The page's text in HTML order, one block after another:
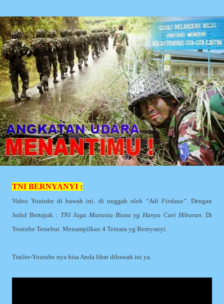
TNI BERNYANYI :
Video Youtube di bawah ini. di unggah oleh “Adi Firdaus”. Dengan
Judul Bertajuk : TNI Juga Manusia Biasa yg Hanya Cari Hiburan . Di
Youtube Tersebut. Menampilkan 4 Tentara yg Bernyanyi.
Trailer-Youtube nya bisa Anda lihat dibawah ini ya.